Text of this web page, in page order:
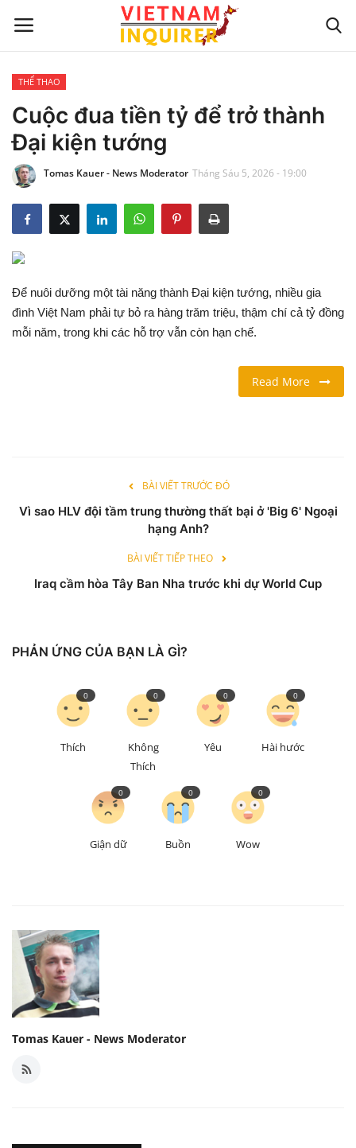
Trang chủ
Liên hệ
TIN TỨC THẾ GIỚI
CẬP NHẬT
CÔNG NGHỆ
Ngôn ngữ
THỂ THAO
Cuộc đua tiền tỷ để trở thành
Đại kiện tướng
Tomas Kauer - News Moderator Tháng Sáu 5, 2026 - 19:00
Để nuôi dưỡng một tài năng thành Đại kiện tướng, nhiều gia
đình Việt Nam phải tự bỏ ra hàng trăm triệu, thậm chí cả tỷ đồng
mỗi năm, trong khi các hỗ trợ vẫn còn hạn chế.
Read More
BÀI VIẾT TRƯỚC ĐÓ
Vì sao HLV đội tầm trung thường thất bại ở 'Big 6' Ngoại
hạng Anh?
BÀI VIẾT TIẾP THEO
Iraq cầm hòa Tây Ban Nha trước khi dự World Cup
PHẢN ỨNG CỦA BẠN LÀ GÌ?
Thích
0
Không
Thích
0
Yêu
0
Hài hước
0
Giận dữ
0
Buồn
0
Wow
0
Tomas Kauer - News Moderator